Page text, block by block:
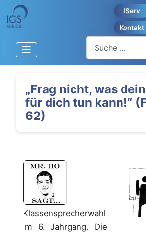
IServ
Kontakt
„Frag nicht, was
für dich tun kann!“
62)
Klassensprecherwahl
im 6. Jahrgang. Die